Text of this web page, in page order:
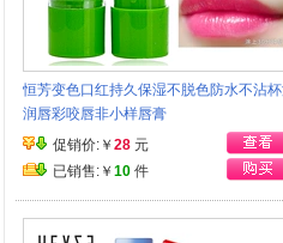
恒芳变色口红持久保湿不脱色防水不沾
润唇彩咬唇非小样唇膏
促销价:￥ 28 元
已销售:￥ 10 件